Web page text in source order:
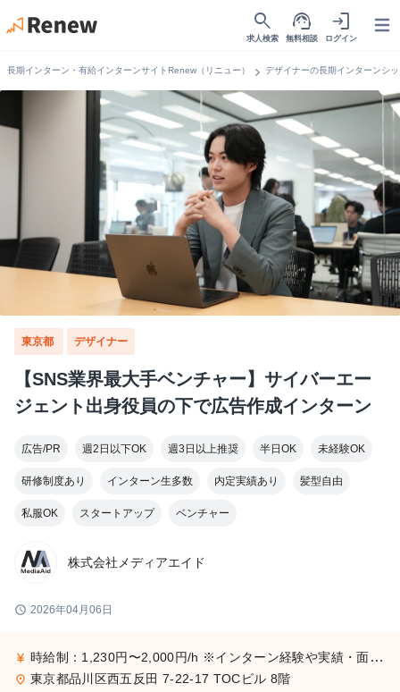
search
求人検索
support_agent
無料相談
login
ログイン
長期インターン・有給インターンサイトRenew（リニュー） chevron_right デザイナーの長期インターンシ
東京都 デザイナー
【SNS業界最大手ベンチャー】サイバーエー
ジェント出身役員の下で広告作成インターン
広告/PR 週2日以下OK 週3日以上推奨 半日OK 未経験OK
研修制度あり インターン生多数 内定実績あり 髪型自由
私服OK スタートアップ ベンチャー
株式会社メディアエイド
schedule 2026年04月06日
currency_yen 時給制：1,230円〜2,000円/h ※インターン経験や実績・面接評価に応じて決定 ※昇給・インセンティブあり
place 東京都品川区西五反田 7-22-17 TOCビル 8階